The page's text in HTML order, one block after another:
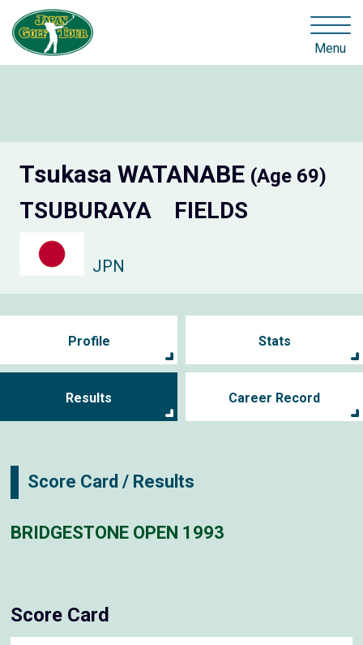
Menu
Tsukasa WATANABE (Age 69)
TSUBURAYA FIELDS
JPN
Profile Stats
Results Career Record
Score Card / Results
BRIDGESTONE OPEN 1993
Score Card